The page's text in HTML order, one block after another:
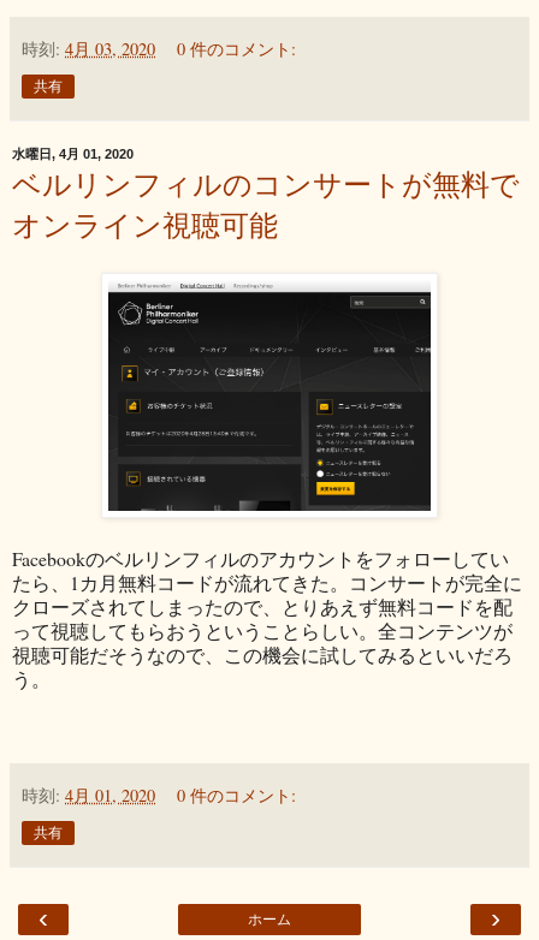
時刻: 4月 03, 2020 0 件のコメント:
共有
水曜日, 4月 01, 2020
ベルリンフィルのコンサートが無料で
オンライン視聴可能
Facebookのベルリンフィルのアカウントをフォローしてい
たら、1カ月無料コードが流れてきた。コンサートが完全に
クローズされてしまったので、とりあえず無料コードを配
って視聴してもらおうということらしい。全コンテンツが
視聴可能だそうなので、この機会に試してみるといいだろ
う。
時刻: 4月 01, 2020 0 件のコメント:
共有
‹ ›
ホーム